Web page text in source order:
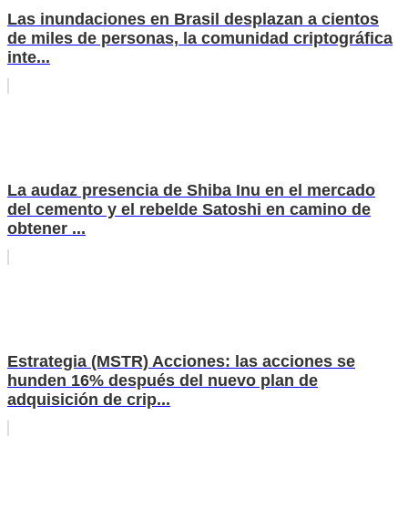
Las inundaciones en Brasil desplazan a cientos
de miles de personas, la comunidad criptográfica
inte...
La audaz presencia de Shiba Inu en el mercado
del cemento y el rebelde Satoshi en camino de
obtener ...
Estrategia (MSTR) Acciones: las acciones se
hunden 16% después del nuevo plan de
adquisición de crip...